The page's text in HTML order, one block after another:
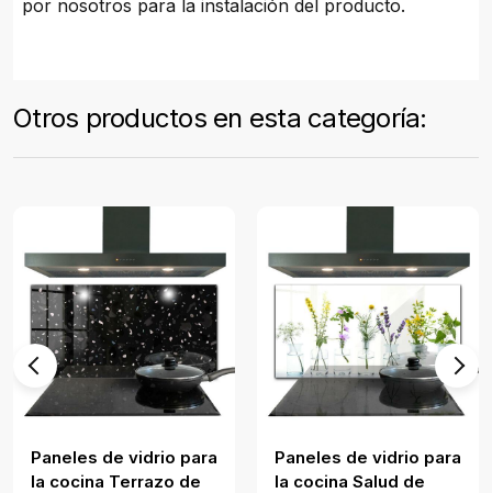
por nosotros para la instalación del producto.
Otros productos en esta categoría:
Paneles de vidrio para
la cocina Terrazo de
Paneles de vidrio para
la cocina Salud de